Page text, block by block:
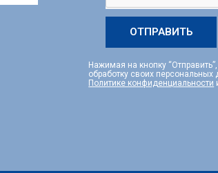
ОТПРАВИТЬ
Нажимая на кнопку
обработку своих персональных
Политике конфиденциальности